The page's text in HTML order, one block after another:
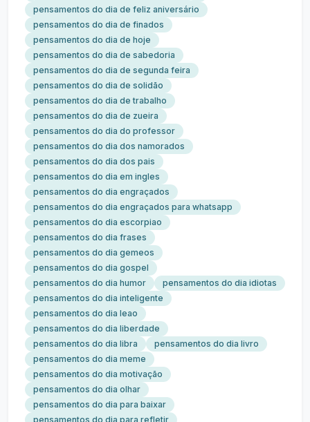
pensamentos do dia de feliz aniversário
pensamentos do dia de finados
pensamentos do dia de hoje
pensamentos do dia de sabedoria
pensamentos do dia de segunda feira
pensamentos do dia de solidão
pensamentos do dia de trabalho
pensamentos do dia de zueira
pensamentos do dia do professor
pensamentos do dia dos namorados
pensamentos do dia dos pais
pensamentos do dia em ingles
pensamentos do dia engraçados
pensamentos do dia engraçados para whatsapp
pensamentos do dia escorpiao
pensamentos do dia frases
pensamentos do dia gemeos
pensamentos do dia gospel
pensamentos do dia humor
pensamentos do dia idiotas
pensamentos do dia inteligente
pensamentos do dia leao
pensamentos do dia liberdade
pensamentos do dia libra
pensamentos do dia livro
pensamentos do dia meme
pensamentos do dia motivação
pensamentos do dia olhar
pensamentos do dia para baixar
pensamentos do dia para refletir